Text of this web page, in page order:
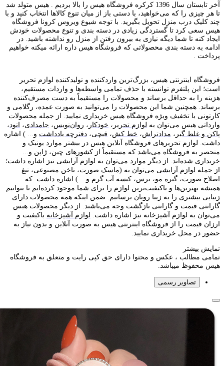
آخر تابستان سال 1396 کرکره فروشگاه هیس را بالا بردیم . هیس متولد شد
تا هر چیزی را که می‌خواهید، با دستی باز از میان تنوع کالاها انتخاب کنید و با
چند کلیک درب منزل تحویل بگیرید. با توجه شیوع ویروس کرونا فروشگاه
هیس سعی کرد تا گستردگی زیادی در دسته بندی و تنوع محصولات خودش
ایجاد کنه تا شما دیگه نیازی به بیرون رفتن از منزل رو نداشته باشید. در
ادامه به دسته بندی محصولاتی که فروشگاه هیس داره ارائه میکنه خواهیم
پرداخت .
فروشگاه اینترنتی هیس، بزرگ‌ترین وارد‌کننده و تولید‌کننده لوازم تحریر
است؛ این پلتفرم توانسته با حذف تمامی واسطه‌ها و واردات مستقیم،
هزینه را به حداقل برساند و محصولات را مستقیماً به دست مصرف‌کننده
برساند. همچنین شما این محصولات را می‌توانید به صورت عمده، رگلامی و
کارتونی با تخفیف ویژه فروشگاه هیس خریداری نمایید. از جمله محصولات
وارداتی هیس می‌توان به لوازم تحریر ، خودکار ، روان‌نویس، جامدادی، اتود ،
پاکن و غلط گیر ، مدادتراش، خط کش، قیچی، دفترچه یادداشت و... ) اشاره
داشت. لوازم تحریر‌های فروشگاه آنلاین هیس در بیشتر موارد یونیک و
منحصر به فروشگاه می‌باشد که مستقیماً از کشور‌های چین، ژاپن و...
خریداری شده‌اند. از دیگر موارد می‌توان به لوازم آرایشی نیز اشاره داشت؛
از جمله لوازم آرایشی می‌توان به (ماسک صورت، ناخن مصنوعی، تیغ
اصلاح صورت، گیره مو، برس، کیسه آب گرم و... ) اشاره داشت. که
همیشه بهترین‌ها و باکیفیت‌ترین لوازم را برای شما موجود کرده‌ایم تا بتوانیم
زیبایی بیشتری را به زیبا رویان برسانیم. ضمن اینکه همه محصولات دارای
گارانتی قیمت و گارانتی بازگشت وجه می‌باشند. از دیگر محصولات هیس
می‌توان به لوازم آشپزخانه نیز اشاره داشت. لوازم آشپزخانه باکیفیت و
ارزان قیمت را از فروشگاه اینترنتی هیس به صورت آنلاین و بدون نیاز به
حضور در محل خریداری نمایید.
نمایش بیشتر
تمامی مطالب ، عکس و محتوا دارای حق کپی رایت و متعلق به فروشگاه
هیس محفوظ میباشد.
تصاویر رسمی